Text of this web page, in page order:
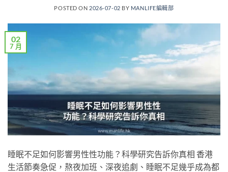
POSTED ON 2026-07-02 BY MANLIFE編輯部
02
7 月
睡眠不足如何影響男性性功能？科學研究告訴你真相 香港
生活節奏急促，熬夜加班、深夜追劇、睡眠不足幾乎成為都